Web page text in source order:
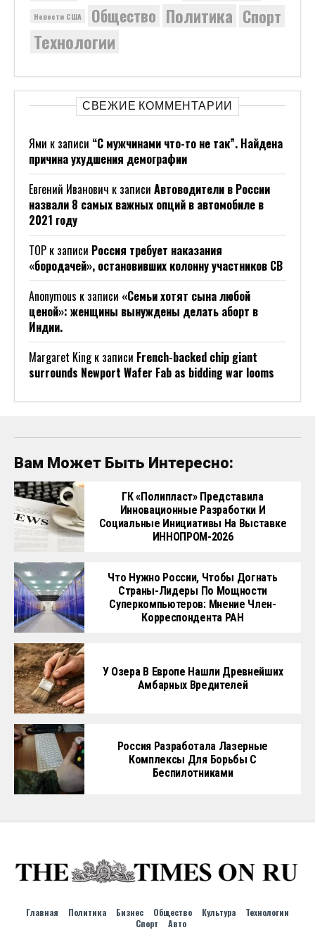
Новости США Общество Политика Спорт
Технологии
СВЕЖИЕ КОММЕНТАРИИ
Ями к записи “С мужчинами что-то не так”. Найдена
причина ухудшения демографии
Евгений Иванович к записи Автоводители в России
назвали 8 самых важных опций в автомобиле в
2021 году
ТОР к записи Россия требует наказания
«бородачей», остановивших колонну участников СВ
Anonymous к записи «Семьи хотят сына любой
ценой»: женщины вынуждены делать аборт в
Индии.
Margaret Kingк записи French-backed chip giant
surrounds Newport Wafer Fab as bidding war looms
Вам Может Быть Интересно:
ГК «Полипласт» Представила
Инновационные Разработки И
Социальные Инициативы На Выставке
ИННОПРОМ-2026
Что Нужно России, Чтобы Догнать
Страны-Лидеры По Мощности
Суперкомпьютеров: Мнение Член-
Корреспондента РАН
У Озера В Европе Нашли Древнейших
Амбарных Вредителей
Россия Разработала Лазерные
Комплексы Для Борьбы С
Беспилотниками
Главная Политика Бизнес Общество Культура
Технологии
Спорт
Авто